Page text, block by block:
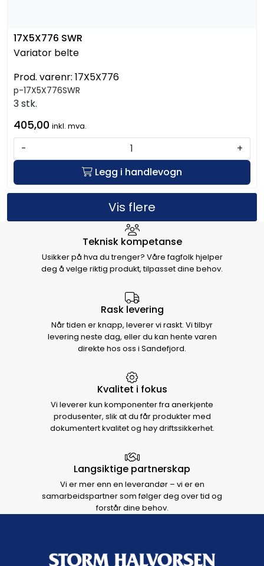
17X5X776 SWR
Variator belte
Prod. varenr: 17X5X776
p-17X5X776SWR
3 stk.
405,00 inkl. mva.
-
+
Legg i handlevogn
Vis flere
Hvorfor velge Storm Halvorsen
Teknisk kompetanse
Usikker på hva du trenger? Våre fagfolk hjelper
deg å velge riktig produkt, tilpasset dine behov.
Rask levering
Når tiden er knapp, leverer vi raskt. Vi tilbyr
levering neste dag, eller du kan hente varen
direkte hos oss i Sandefjord.
Kvalitet i fokus
Vi leverer kun komponenter fra anerkjente
produsenter, slik at du får produkter med
dokumentert kvalitet og høy driftssikkerhet.
Langsiktige partnerskap
Vi er mer enn en leverandør – vi er en
samarbeidspartner som følger deg over tid og
forstår dine behov.
Footer navigation